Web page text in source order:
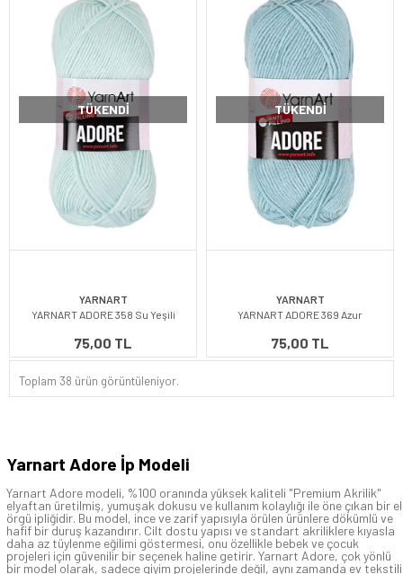
TÜKENDI
YARNART
YARNART ADORE 358 Su Yeşili
75,00 TL
TÜKENDI
YARNART
YARNART ADORE 369 Azur
75,00 TL
Toplam 38 ürün görüntüleniyor.
Yarnart Adore İp Modeli
Yarnart Adore modeli, %100 oranında yüksek kaliteli "Premium Akrilik"
elyaftan üretilmiş, yumuşak dokusu ve kullanım kolaylığı ile öne çıkan bir el
örgü ipliğidir. Bu model, ince ve zarif yapısıyla örülen ürünlere dökümlü ve
hafif bir duruş kazandırır. Cilt dostu yapısı ve standart akriliklere kıyasla
daha az tüylenme eğilimi göstermesi, onu özellikle bebek ve çocuk
projeleri için güvenilir bir seçenek haline getirir. Yarnart Adore, çok yönlü
bir model olarak, sadece giyim projelerinde değil, aynı zamanda ev tekstili